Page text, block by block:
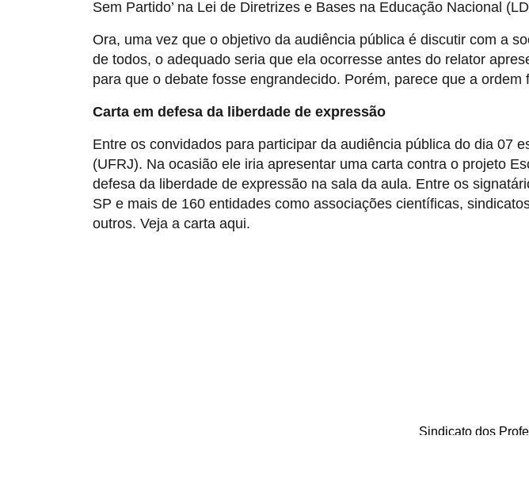
Sem Partido’ na Lei de Diretrizes e Bases na Educação Nacional
Ora, uma vez que o objetivo da audiência pública é discutir com a
de todos, o adequado seria que ela ocorresse antes do relator
para que o debate fosse engrandecido. Porém, parece que a ordem
Carta em defesa da liberdade de expressão
Entre os convidados para participar da audiência pública do dia 07
(UFRJ). Na ocasião ele iria apresentar uma carta contra o projeto
defesa da liberdade de expressão na sala da aula. Entre os
SP e mais de 160 entidades como associações científicas,
outros. Veja a carta aqui.
Sindicato dos